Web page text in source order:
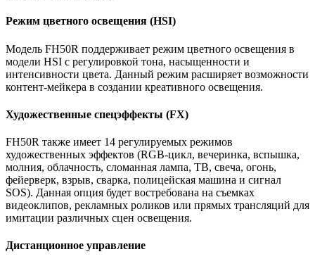
Режим цветного освещения (HSI)
Модель FH50R поддерживает режим цветного освещения в
модели HSI с регулировкой тона, насыщенности и
интенсивности цвета. Данный режим расширяет возможности
контент-мейкера в создании креативного освещения.
Художественные спецэффекты (FX)
FH50R также имеет 14 регулируемых режимов
художественных эффектов (RGB-цикл, вечеринка, вспышка,
молния, облачность, сломанная лампа, ТВ, свеча, огонь,
фейерверк, взрыв, сварка, полицейская машина и сигнал
SOS). Данная опция будет востребована на съемках
видеоклипов, рекламных роликов или прямых трансляций для
имитации различных сцен освещения.
Дистанционное управление